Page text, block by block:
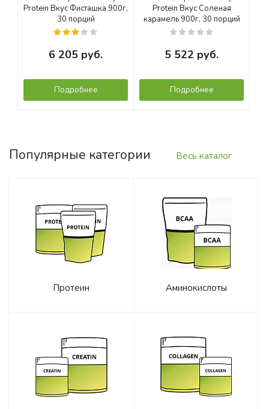
Protein Вкус Фисташка 900г,
30 порций
6 205 руб.
Подробнее
Protein Вкус Соленая
карамель 900г, 30 порций
5 522 руб.
Подробнее
Популярные категории Весь каталог
Протеин Аминокислоты